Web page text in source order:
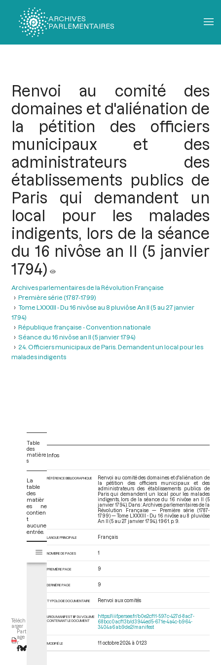
ARCHIVES
PARLEMENTAIRES
Renvoi au comité des
domaines et d'aliénation de
la pétition des officiers
municipaux et des
administrateurs des
établissements publics de
Paris qui demandent un
local pour les malades
indigents, lors de la séance
du 16 nivôse an II (5 janvier
1794)
Archives parlementaires de la Révolution Française
Première série (1787-1799)
Tome LXXXIII - Du 16 nivôse au 8 pluviôse An II (5 au 27 janvier
1794)
République française - Convention nationale
Séance du 16 nivôse an II (5 janvier 1794)
24. Officiers municipaux de Paris. Demandent un local pour les
malades indigents
Téléch
arger
Part
age
r
Table
des
matière
s
La
table
des
matièr
es ne
contien
t
aucune
entrée.
s
M
Tome LXXXIII - Du 16 nivôse au 8 pluviôse An II (5 au 27 janvier 1794)
Infos
RÉFÉRENCE BIBLIOGRAPHIQUE
Renvoi au comité des domaines et d'aliénation de
la pétition des officiers municipaux et des
administrateurs des établissements publics de
Paris qui demandent un local pour les malades
indigents, lors de la séance du 16 nivôse an II (5
janvier 1794). Dans : Archives parlementaires de la
Révolution Française — Première série (1787-
1799) — Tome LXXXIII - Du 16 nivôse au 8 pluviôse
An II (5 au 27 janvier 1794). 1961. p. 9.
LANGUE PRINCIPALE Français
NOMBRE DE PAGES 1
PREMIÈRE PAGE 9
DERNIÈRE PAGE 9
TYPOLOGIE DOCUMENTAIRE Renvoi aux comités
URI DU MANIFEST IIIF DU VOLUME
CONTENANT LE DOCUMENT
https://iiif.persee.fr/b0e2cf11-597c-427d-8ac7-
68bcc0acf13b/d3944ed5-671e-4a4c-b964-
3404a6ab9de2/manifest
MODIFIÉ LE 11 octobre 2024 à 01:23